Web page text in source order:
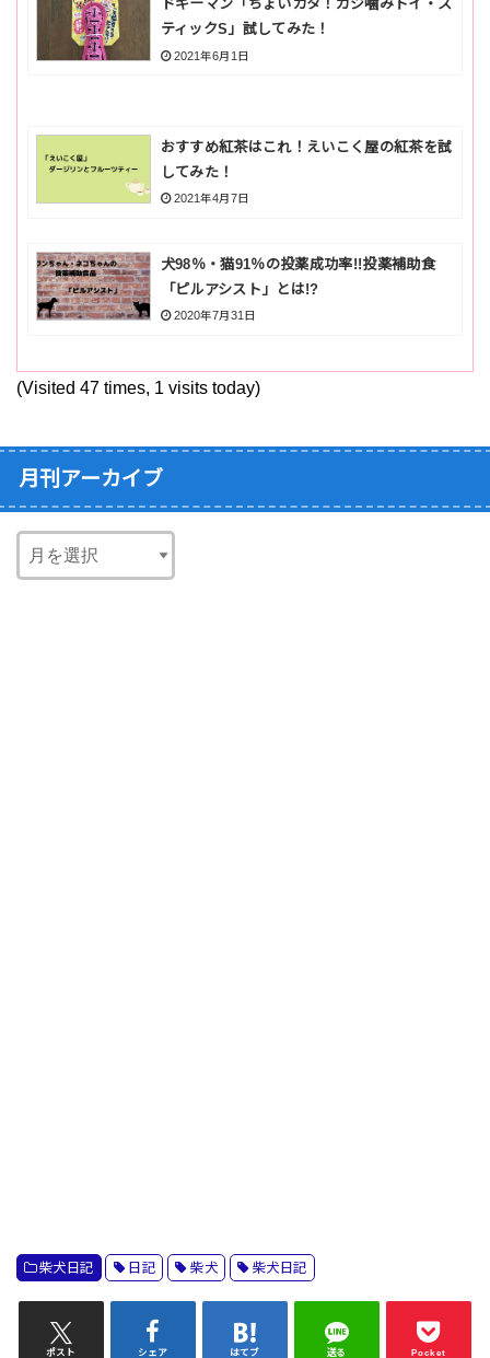
ドギーマン「ちょいカタ！ガジ噛みトイ・ス
ティックS」試してみた！
2021年6月1日
おすすめ紅茶はこれ！えいこく屋の紅茶を試
してみた！
2021年4月7日
犬98％・猫91％の投薬成功率!!投薬補助食
「ピルアシスト」とは!?
2020年7月31日
(Visited 47 times, 1 visits today)
月刊アーカイブ
柴犬日記 日記 柴犬 柴犬日記
ポスト シェア はてブ 送る Pocket